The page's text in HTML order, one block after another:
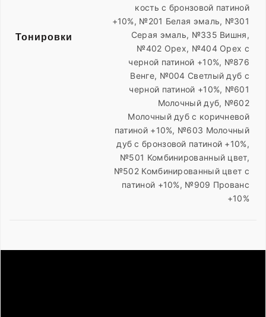
Тонировки
кость с бронзовой патиной
+10%, №201 Белая эмаль, №301
Серая эмаль, №335 Вишня,
№402 Орех, №404 Орех с
черной патиной +10%, №876
Венге, №004 Светлый дуб с
черной патиной +10%, №601
Молочный дуб, №602
Молочный дуб с коричневой
патиной +10%, №603 Молочный
дуб с бронзовой патиной +10%,
№501 Комбинированный цвет,
№502 Комбинированный цвет с
патиной +10%, №909 Прованс
+10%